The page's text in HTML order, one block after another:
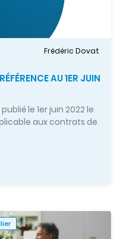
Frédéric Dovat
AU 1ER JUIN
le 1er juin 2022 le
aux contrats de